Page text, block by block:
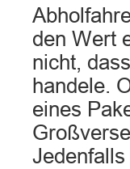
den Wert
nicht,
handele.
eines